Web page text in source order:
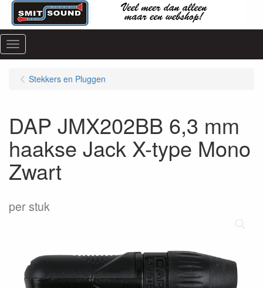
Menu
Stekkers en Pluggen
DAP JMX202BB 6,3 mm
haakse Jack X-type Mono
Zwart
per stuk